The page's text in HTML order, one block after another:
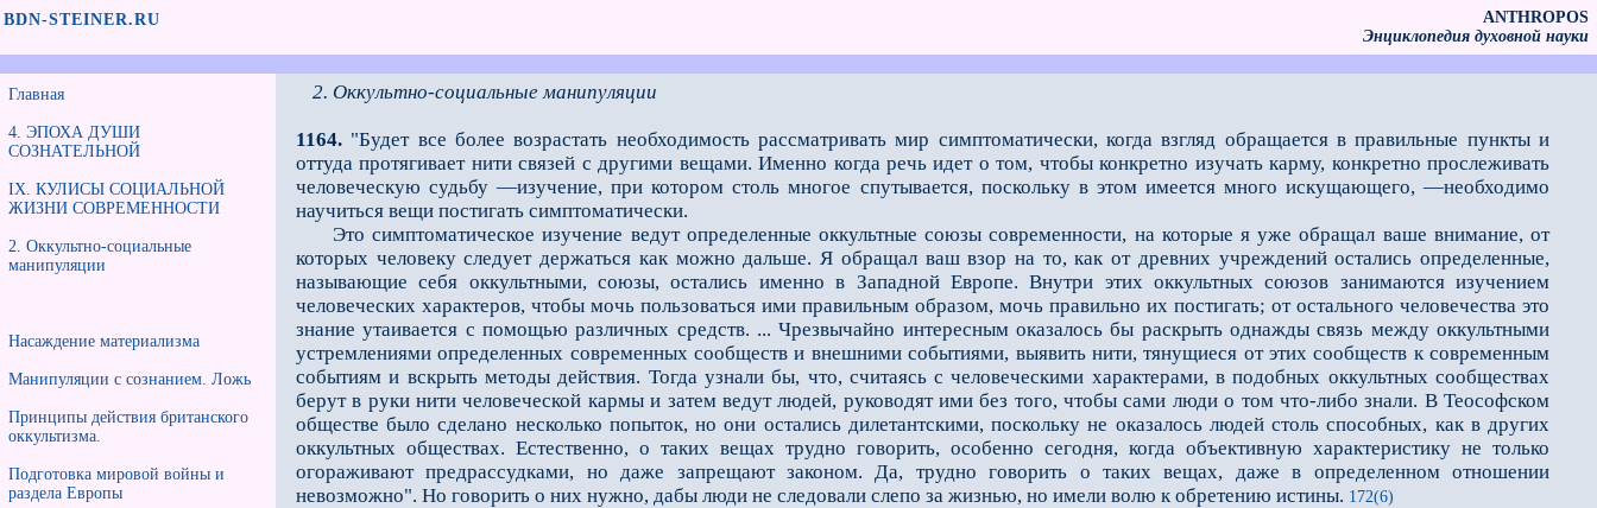
BDN-STEINER.RU
ANTHROPOS
Энциклопедия духовной науки
Главная
4. ЭПОХА ДУШИ
СОЗНАТЕЛЬНОЙ
IX. КУЛИСЫ СОЦИАЛЬНОЙ
ЖИЗНИ СОВРЕМЕННОСТИ
2. Оккультно-социальные
манипуляции
Насаждение материализма
Манипуляции с сознанием. Ложь
Принципы действия британского
оккультизма.
Подготовка мировой войны и
раздела Европы
2. Оккультно-социальные манипуляции
1164. "Будет все более возрастать необходимость рассматривать мир симптоматически, когда взгляд обращается в правильные пункты и
оттуда протягивает нити связей с другими вещами. Именно когда речь идет о том, чтобы конкретно изучать карму, конкретно прослеживать
человеческую судьбу —изучение, при котором столь многое спутывается, поскольку в этом имеется много искущающего, —необходимо
научиться вещи постигать симптоматически.
Это симптоматическое изучение ведут определенные оккультные союзы современности, на которые я уже обращал ваше внимание, от
которых человеку следует держаться как можно дальше. Я обращал ваш взор на то, как от древних учреждений остались определенные,
называющие себя оккультными, союзы, остались именно в Западной Европе. Внутри этих оккультных союзов занимаются изучением
человеческих характеров, чтобы мочь пользоваться ими правильным образом, мочь правильно их постигать; от остального человечества это
знание утаивается с помощью различных средств. ... Чрезвычайно интересным оказалось бы раскрыть однажды связь между оккультными
устремлениями определенных современных сообществ и внешними событиями, выявить нити, тянущиеся от этих сообществ к современным
событиям и вскрыть методы действия. Тогда узнали бы, что, считаясь с человеческими характерами, в подобных оккультных сообществах
берут в руки нити человеческой кармы и затем ведут людей, руководят ими без того, чтобы сами люди о том что-либо знали. В Теософском
обществе было сделано несколько попыток, но они остались дилетантскими, поскольку не оказалось людей столь способных, как в других
оккультных обществах. Естественно, о таких вещах трудно говорить, особенно сегодня, когда объективную характеристику не только
огораживают предрассудками, но даже запрещают законом. Да, трудно говорить о таких вещах, даже в определенном отношении
невозможно". Но говорить о них нужно, дабы люди не следовали слепо за жизнью, но имели волю к обретению истины. 172(6)